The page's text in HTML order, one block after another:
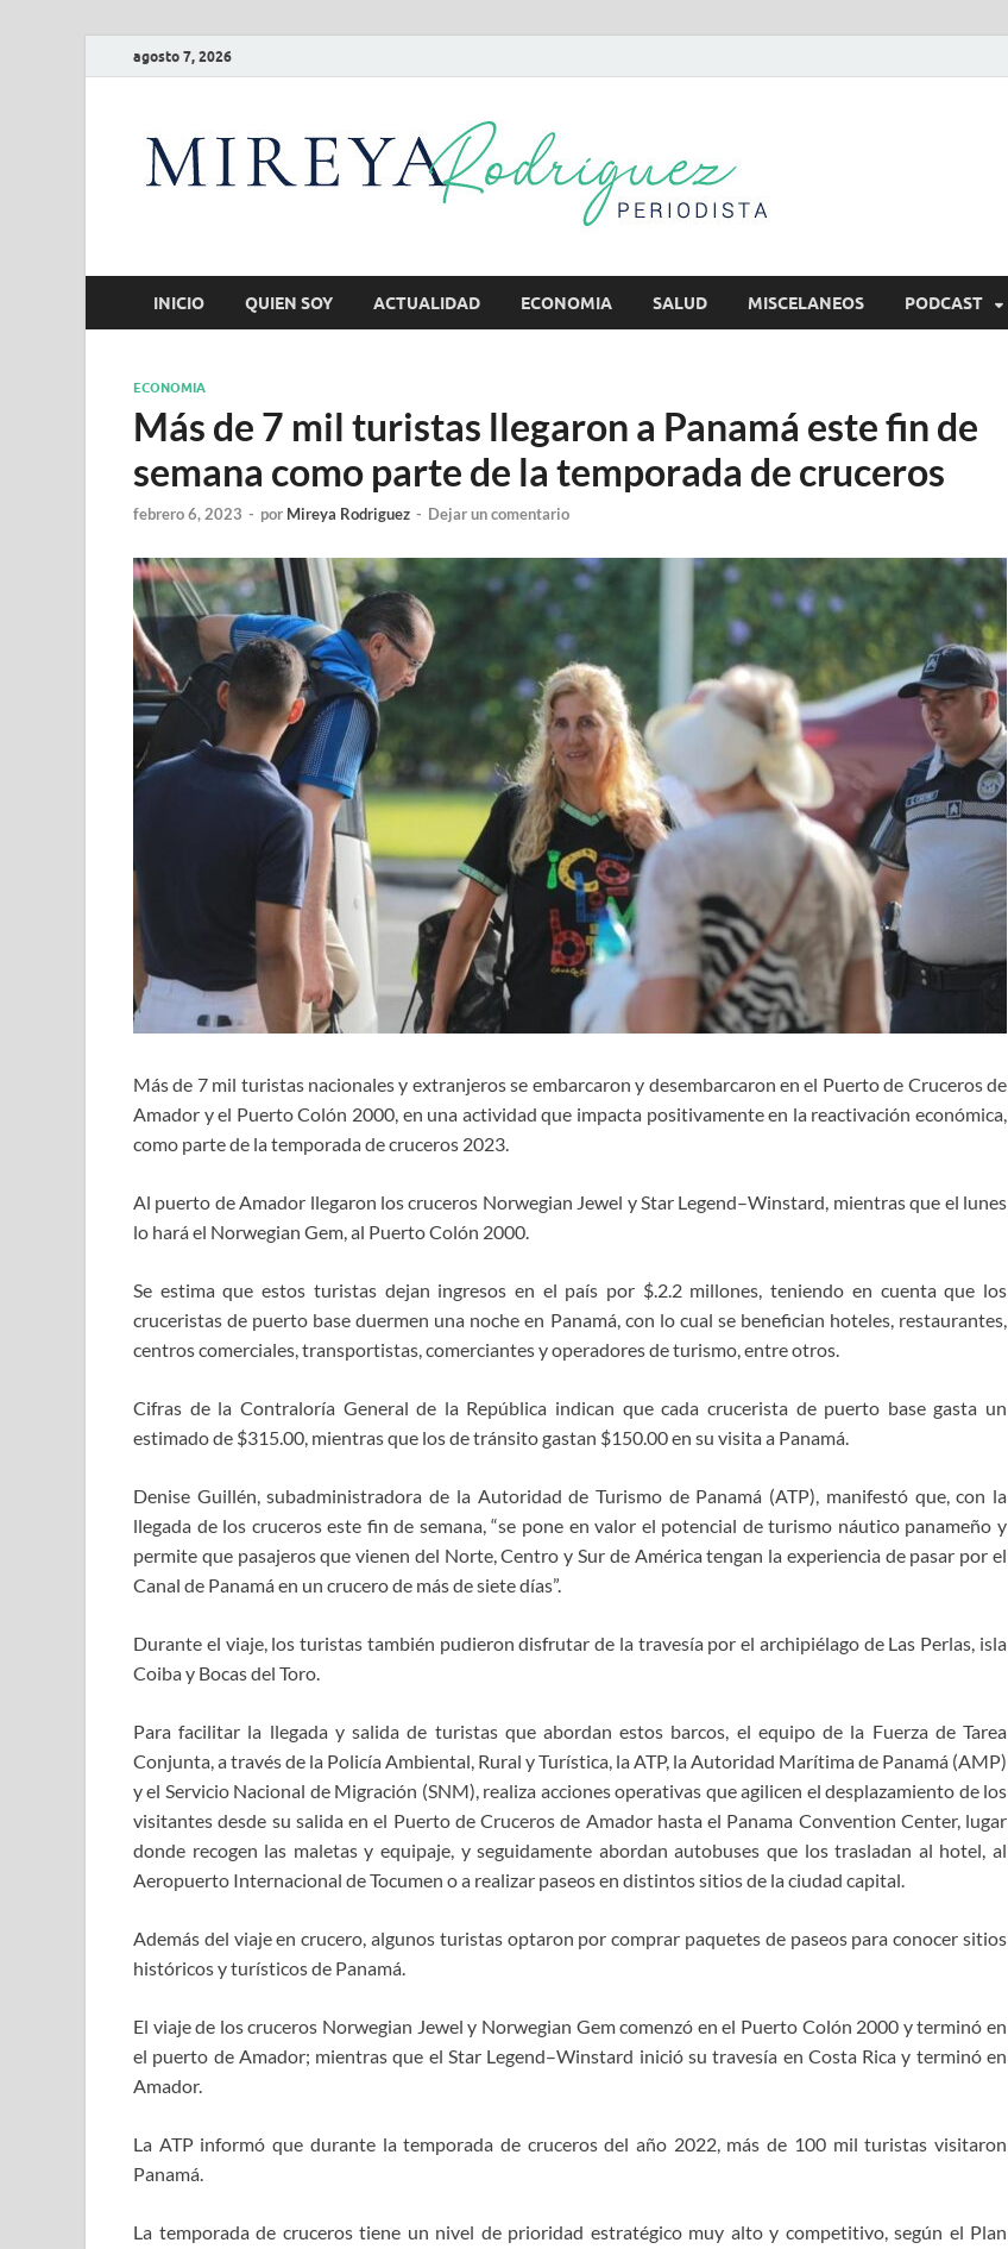
agosto 7, 2026
INICIO QUIEN SOY ACTUALIDAD ECONOMIA SALUD MISCELANEOS PODCAST
ECONOMIA
Más de 7 mil turistas llegaron a Panamá este fin de
semana como parte de la temporada de cruceros
febrero 6, 2023 - por Mireya Rodriguez - Dejar un comentario
Más de 7 mil turistas nacionales y extranjeros se embarcaron y desembarcaron en el Puerto de Cruceros de
Amador y el Puerto Colón 2000, en una actividad que impacta positivamente en la reactivación económica,
como parte de la temporada de cruceros 2023.
Al puerto de Amador llegaron los cruceros Norwegian Jewel y Star Legend–Winstard, mientras que el lunes
lo hará el Norwegian Gem, al Puerto Colón 2000.
Se estima que estos turistas dejan ingresos en el país por $.2.2 millones, teniendo en cuenta que los
cruceristas de puerto base duermen una noche en Panamá, con lo cual se benefician hoteles, restaurantes,
centros comerciales, transportistas, comerciantes y operadores de turismo, entre otros.
Cifras de la Contraloría General de la República indican que cada crucerista de puerto base gasta un
estimado de $315.00, mientras que los de tránsito gastan $150.00 en su visita a Panamá.
Denise Guillén, subadministradora de la Autoridad de Turismo de Panamá (ATP), manifestó que, con la
llegada de los cruceros este fin de semana, “se pone en valor el potencial de turismo náutico panameño y
permite que pasajeros que vienen del Norte, Centro y Sur de América tengan la experiencia de pasar por el
Canal de Panamá en un crucero de más de siete días”.
Durante el viaje, los turistas también pudieron disfrutar de la travesía por el archipiélago de Las Perlas, isla
Coiba y Bocas del Toro.
Para facilitar la llegada y salida de turistas que abordan estos barcos, el equipo de la Fuerza de Tarea
Conjunta, a través de la Policía Ambiental, Rural y Turística, la ATP, la Autoridad Marítima de Panamá (AMP)
y el Servicio Nacional de Migración (SNM), realiza acciones operativas que agilicen el desplazamiento de los
visitantes desde su salida en el Puerto de Cruceros de Amador hasta el Panama Convention Center, lugar
donde recogen las maletas y equipaje, y seguidamente abordan autobuses que los trasladan al hotel, al
Aeropuerto Internacional de Tocumen o a realizar paseos en distintos sitios de la ciudad capital.
Además del viaje en crucero, algunos turistas optaron por comprar paquetes de paseos para conocer sitios
históricos y turísticos de Panamá.
El viaje de los cruceros Norwegian Jewel y Norwegian Gem comenzó en el Puerto Colón 2000 y terminó en
el puerto de Amador; mientras que el Star Legend–Winstard inició su travesía en Costa Rica y terminó en
Amador.
La ATP informó que durante la temporada de cruceros del año 2022, más de 100 mil turistas visitaron
Panamá.
La temporada de cruceros tiene un nivel de prioridad estratégico muy alto y competitivo, según el Plan